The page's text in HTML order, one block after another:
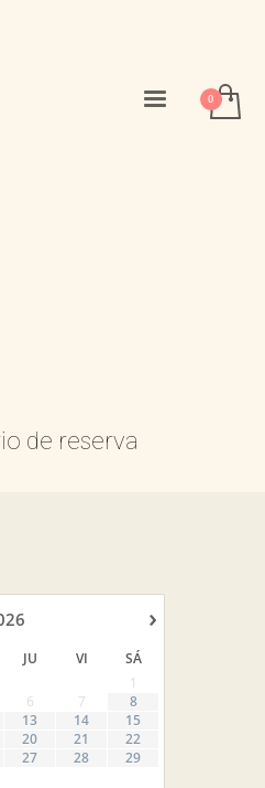
de reserva
›
JU VI
SÁ
1
6 7
8
13 14
15
20 21
22
27 28
29